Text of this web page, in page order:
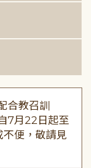
合教召訓
7月22日起至
便，敬請見